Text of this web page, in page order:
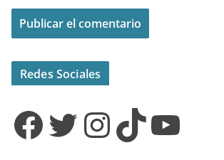
Redes Sociales
Facebook Twitter InstagramTikTok YouTube